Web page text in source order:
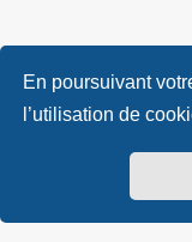
En poursuivant
l’utilisation de